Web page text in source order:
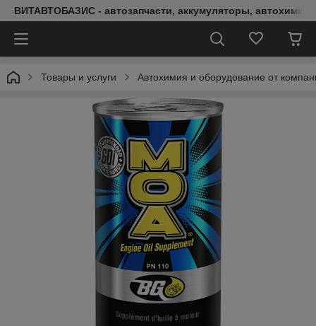
ВИТАВТОБАЗИС - автозапчасти, аккумуляторы, автохимия,
Товары и услуги Автохимия и оборудование от